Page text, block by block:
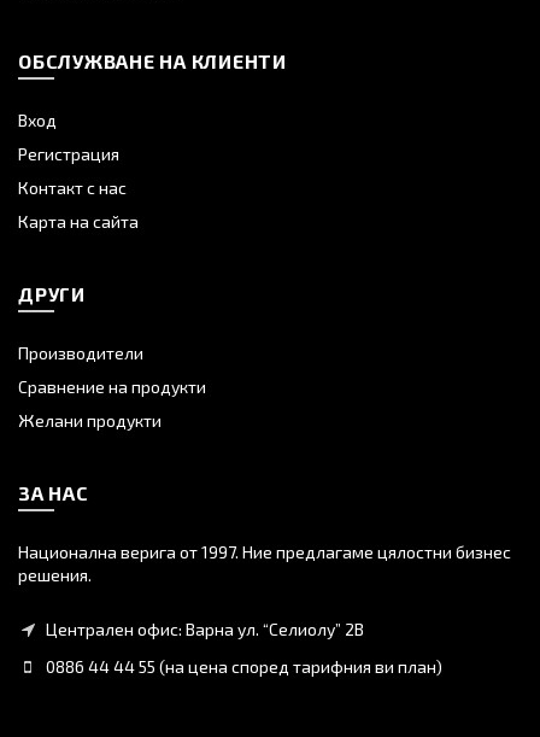
ОБСЛУЖВАНЕ НА КЛИЕНТИ
Вход
Регистрация
Контакт с нас
Карта на сайта
ДРУГИ
Производители
Сравнение на продукти
Желани продукти
ЗА НАС
Национална верига от 1997. Ние предлагаме цялостни бизнес
решения.
Централен офис: Варна ул. “Селиолу” 2В
0886 44 44 55 (на цена според тарифния ви план)